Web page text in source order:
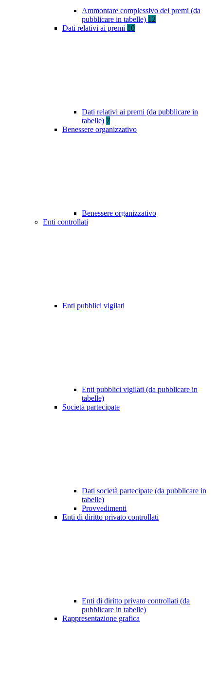
Ammontare complessivo dei premi (da
pubblicare in tabelle) 12
Dati relativi ai premi 10
Dati relativi ai premi (da pubblicare in
tabelle) 7
Benessere organizzativo
Benessere organizzativo
Enti controllati
Enti pubblici vigilati
Enti pubblici vigilati (da pubblicare in
tabelle)
Società partecipate
Dati società partecipate (da pubblicare in
tabelle)
Provvedimenti
Enti di diritto privato controllati
Enti di diritto privato controllati (da
pubblicare in tabelle)
Rappresentazione grafica